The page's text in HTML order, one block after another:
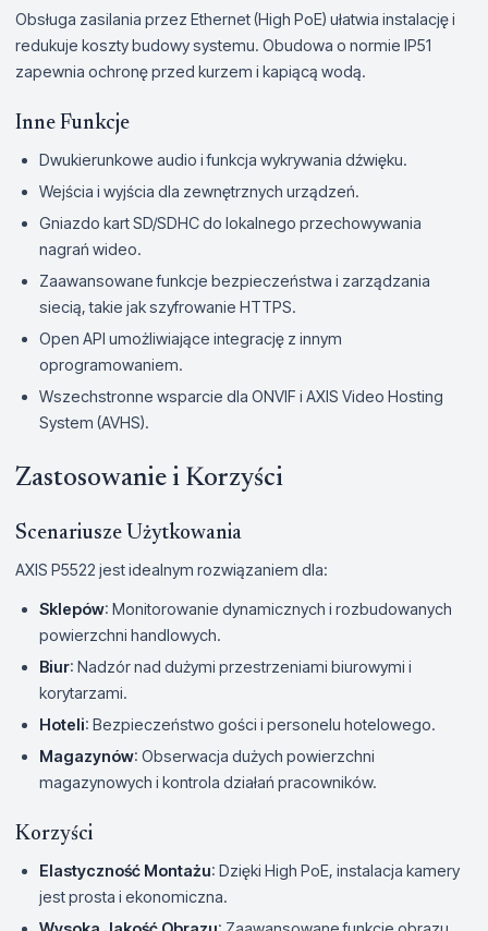
Obsługa zasilania przez Ethernet (High PoE) ułatwia instalację i
redukuje koszty budowy systemu. Obudowa o normie IP51
zapewnia ochronę przed kurzem i kapiącą wodą.
Inne Funkcje
Dwukierunkowe audio i funkcja wykrywania dźwięku.
Wejścia i wyjścia dla zewnętrznych urządzeń.
Gniazdo kart SD/SDHC do lokalnego przechowywania
nagrań wideo.
Zaawansowane funkcje bezpieczeństwa i zarządzania
siecią, takie jak szyfrowanie HTTPS.
Open API umożliwiające integrację z innym
oprogramowaniem.
Wszechstronne wsparcie dla ONVIF i AXIS Video Hosting
System (AVHS).
Zastosowanie i Korzyści
Scenariusze Użytkowania
AXIS P5522 jest idealnym rozwiązaniem dla:
Sklepów: Monitorowanie dynamicznych i rozbudowanych
powierzchni handlowych.
Biur: Nadzór nad dużymi przestrzeniami biurowymi i
korytarzami.
Hoteli: Bezpieczeństwo gości i personelu hotelowego.
Magazynów: Obserwacja dużych powierzchni
magazynowych i kontrola działań pracowników.
Korzyści
Elastyczność Montażu: Dzięki High PoE, instalacja kamery
jest prosta i ekonomiczna.